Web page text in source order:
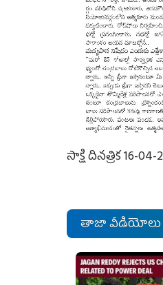
సాక్షి దినత్రిక 16-04-
తాజా వీడియోలు